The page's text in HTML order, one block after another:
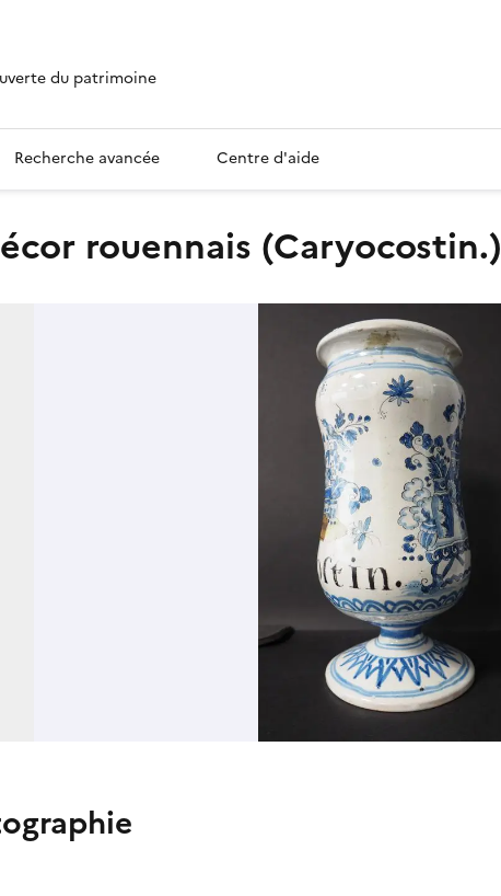
du patrimoine
Recherche avancée Centre d'aide
rouennais (Caryocostin.)